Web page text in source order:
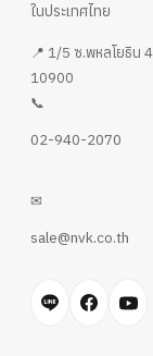
ในประเทศไทย
📍 1/5 ซ.พหลโยธิน
10900
📞
02-940-2070
✉
sale@nvk.co.th